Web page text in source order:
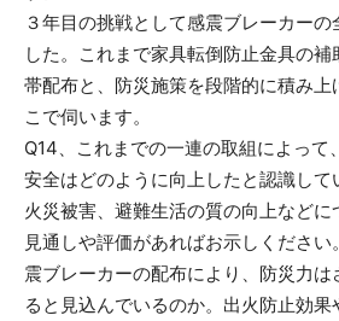
３年目の挑戦として感震ブレーカーの
した。これまで家具転倒防止金具の
帯配布と、防災施策を段階的に積み上
こで伺います。
Q14、これまでの一連の取組によって
安全はどのように向上したと認識し
火災被害、避難生活の質の向上など
見通しや評価があればお示しくださ
震ブレーカーの配布により、防災力
ると見込んでいるのか。出火防止効